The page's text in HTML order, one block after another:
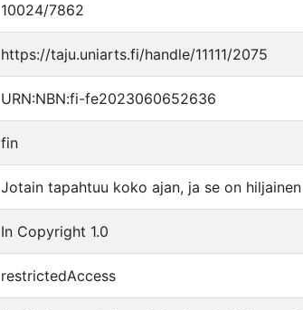
10024/7862
https://taju.uniarts.fi/handle/11111/2075
URN:NBN:fi-fe2023060652636
fin
Jotain tapahtuu koko ajan, ja se on hiljainen
In Copyright 1.0
restrictedAccess